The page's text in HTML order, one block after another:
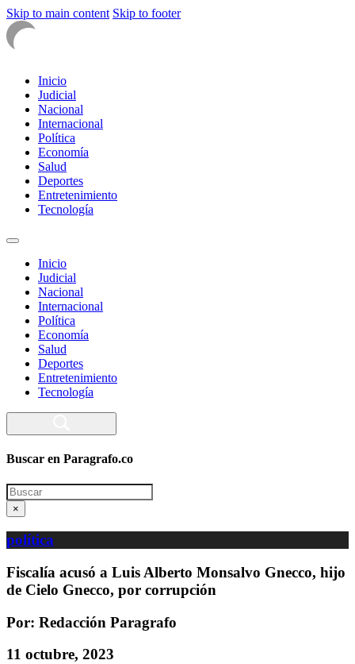
Skip to main content Skip to footer
Inicio
Judicial
Nacional
Internacional
Política
Economía
Salud
Deportes
Entretenimiento
Tecnología
Inicio
Judicial
Nacional
Internacional
Política
Economía
Salud
Deportes
Entretenimiento
Tecnología
Buscar en Paragrafo.co
Search
×
política
Fiscalía acusó a Luis Alberto Monsalvo Gnecco, hijo
de Cielo Gnecco, por corrupción
Por: Redacción Paragrafo
11 octubre, 2023